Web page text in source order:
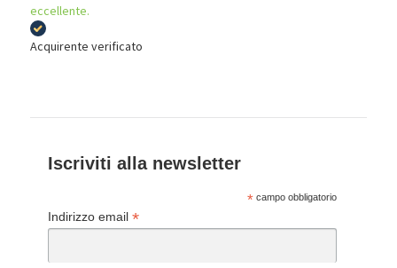
eccellente.
Acquirente verificato
Iscriviti alla newsletter
* campo obbligatorio
Indirizzo email *